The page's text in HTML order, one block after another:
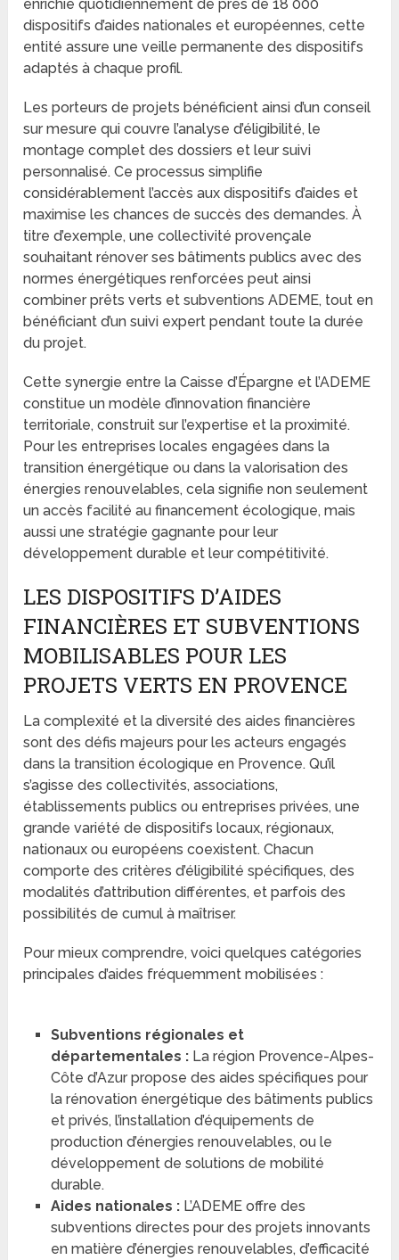
enrichie quotidiennement de près de 18 000
dispositifs d’aides nationales et européennes, cette
entité assure une veille permanente des dispositifs
adaptés à chaque profil.
Les porteurs de projets bénéficient ainsi d’un conseil
sur mesure qui couvre l’analyse d’éligibilité, le
montage complet des dossiers et leur suivi
personnalisé. Ce processus simplifie
considérablement l’accès aux dispositifs d’aides et
maximise les chances de succès des demandes. À
titre d’exemple, une collectivité provençale
souhaitant rénover ses bâtiments publics avec des
normes énergétiques renforcées peut ainsi
combiner prêts verts et subventions ADEME, tout en
bénéficiant d’un suivi expert pendant toute la durée
du projet.
Cette synergie entre la Caisse d’Épargne et l’ADEME
constitue un modèle d’innovation financière
territoriale, construit sur l’expertise et la proximité.
Pour les entreprises locales engagées dans la
transition énergétique ou dans la valorisation des
énergies renouvelables, cela signifie non seulement
un accès facilité au financement écologique, mais
aussi une stratégie gagnante pour leur
développement durable et leur compétitivité.
LES DISPOSITIFS D’AIDES
FINANCIÈRES ET SUBVENTIONS
MOBILISABLES POUR LES
PROJETS VERTS EN PROVENCE
La complexité et la diversité des aides financières
sont des défis majeurs pour les acteurs engagés
dans la transition écologique en Provence. Qu’il
s’agisse des collectivités, associations,
établissements publics ou entreprises privées, une
grande variété de dispositifs locaux, régionaux,
nationaux ou européens coexistent. Chacun
comporte des critères d’éligibilité spécifiques, des
modalités d’attribution différentes, et parfois des
possibilités de cumul à maîtriser.
Pour mieux comprendre, voici quelques catégories
principales d’aides fréquemment mobilisées :
Subventions régionales et
départementales :La région Provence-Alpes-
Côte d’Azur propose des aides spécifiques pour
la rénovation énergétique des bâtiments publics
et privés, l’installation d’équipements de
production d’énergies renouvelables, ou le
développement de solutions de mobilité
durable.
Aides nationales :L’ADEME offre des
subventions directes pour des projets innovants
en matière d’énergies renouvelables, d’efficacité